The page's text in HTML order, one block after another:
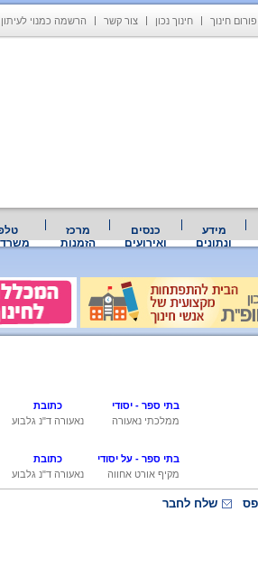
פורום חינוך חינוך נכון צור קשר הרשמה כמנוי לעיתון
מידע
ונתונים
כנסים
ואירועים
מרכז
הזמנות
משרד
בתי ספר - יסודי כתובת
ממלכתי נאעורה
נאעורה ד"נ גלבוע
בתי ספר - על יסודי כתובת
מקיף אורט אחווה
נאעורה ד"נ גלבוע
שלח לחבר